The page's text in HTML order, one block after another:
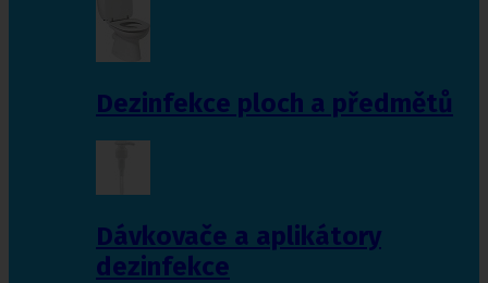
Dezinfekce ploch a předmětů
Dávkovače a aplikátory
dezinfekce